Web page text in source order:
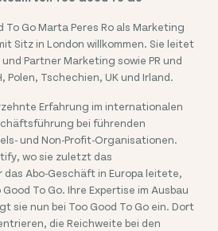
To Go Marta Peres Ro als Marketing
Sitz in London willkommen. Sie leitet
Partner Marketing sowie PR und
Polen, Tschechien, UK und Irland.
Erfahrung im internationalen
bei führenden
und Non-Profit-Organisationen.
wo sie zuletzt das
Abo-Geschäft in Europa leitete,
To Go. Ihre Expertise im Ausbau
sie nun bei Too Good To Go ein. Dort
die Reichweite bei den